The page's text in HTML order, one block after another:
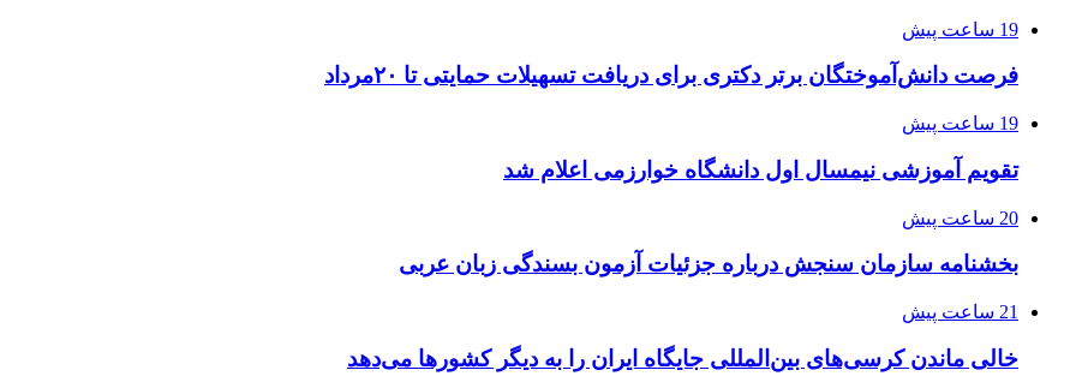
19 ساعت پیش
فرصت دانش‌آموختگان برتر دکتری‌ برای دریافت تسهیلات حمایتی تا ۲۰مرداد
19 ساعت پیش
تقویم آموزشی نیمسال اول دانشگاه خوارزمی اعلام شد
20 ساعت پیش
بخشنامه سازمان سنجش درباره جزئیات آزمون بسندگی زبان عربی
21 ساعت پیش
خالی ماندن کرسی‌های بین‌المللی جایگاه ایران را به دیگر کشورها می‌دهد